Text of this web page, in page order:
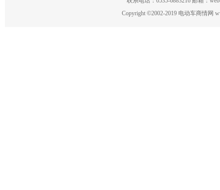
Copyright ©2002-2019 电动车商情网